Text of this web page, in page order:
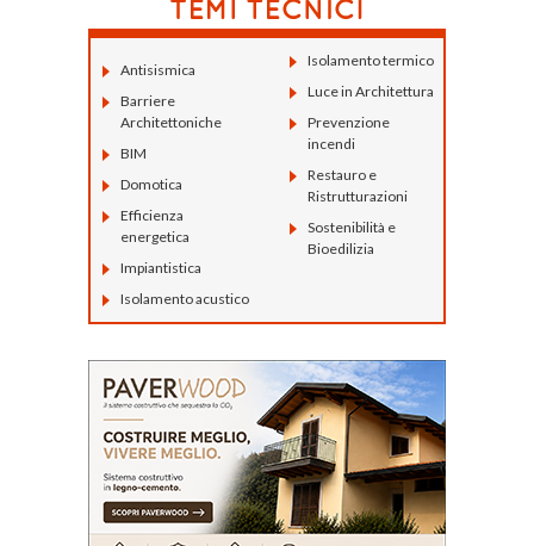
Antisismica
Barriere
Architettoniche
BIM
Domotica
Efficienza
energetica
Impiantistica
Isolamento acustico
Isolamento termico
Luce in Architettura
Prevenzione
incendi
Restauro e
Ristrutturazioni
Sostenibilità e
Bioedilizia